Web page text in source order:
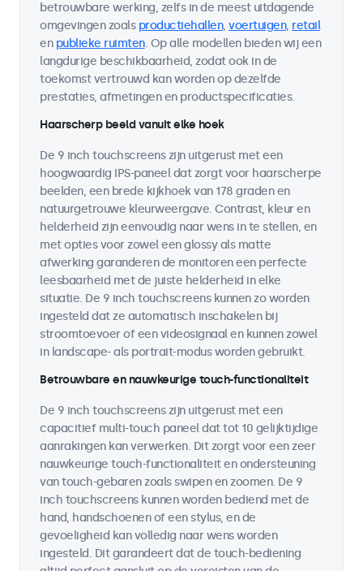
betrouwbare werking, zelfs in de meest uitdagende
omgevingen zoals productiehallen, voertuigen, retail
en publieke ruimten. Op alle modellen bieden wij een
langdurige beschikbaarheid, zodat ook in de
toekomst vertrouwd kan worden op dezelfde
prestaties, afmetingen en productspecificaties.
Haarscherp beeld vanuit elke hoek
De 9 inch touchscreens zijn uitgerust met een
hoogwaardig IPS-paneel dat zorgt voor haarscherpe
beelden, een brede kijkhoek van 178 graden en
natuurgetrouwe kleurweergave. Contrast, kleur en
helderheid zijn eenvoudig naar wens in te stellen, en
met opties voor zowel een glossy als matte
afwerking garanderen de monitoren een perfecte
leesbaarheid met de juiste helderheid in elke
situatie. De 9 inch touchscreens kunnen zo worden
ingesteld dat ze automatisch inschakelen bij
stroomtoevoer of een videosignaal en kunnen zowel
in landscape- als portrait-modus worden gebruikt.
Betrouwbare en nauwkeurige touch-functionaliteit
De 9 inch touchscreens zijn uitgerust met een
capacitief multi-touch paneel dat tot 10 gelijktijdige
aanrakingen kan verwerken. Dit zorgt voor een zeer
nauwkeurige touch-functionaliteit en ondersteuning
van touch-gebaren zoals swipen en zoomen. De 9
inch touchscreens kunnen worden bediend met de
hand, handschoenen of een stylus, en de
gevoeligheid kan volledig naar wens worden
ingesteld. Dit garandeert dat de touch-bediening